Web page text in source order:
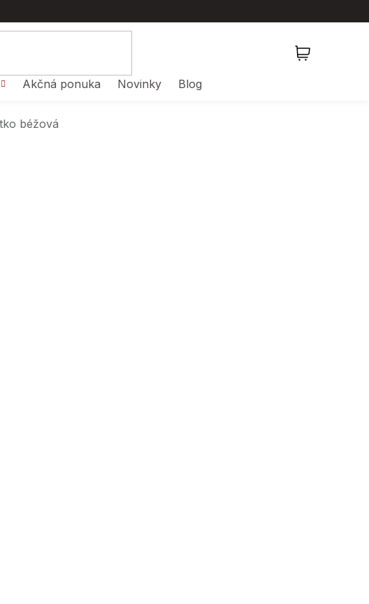
Akčná ponuka Novinky Blog
béžová